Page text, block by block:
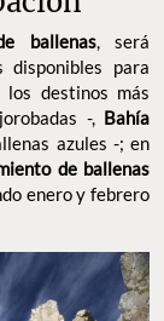
ballenas, será
para
los destinos más
-, Bahía
azules -; en
de ballenas
enero y febrero